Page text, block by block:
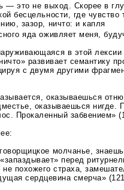
— это не выход. Скорее в
бесцельности, где чувство
зазор, ничто: и капля
яда оживляет меня,
в этой
развивает семантику
с двумя другими
оказываешься
оказываешься нигде.
Прокаленный забвением»
молчанье,
перед
не похожего страха,
сердцевина смерча»